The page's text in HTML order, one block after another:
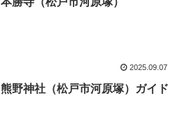
2025.09.07
熊野神社（松戸市河原塚）ガイド